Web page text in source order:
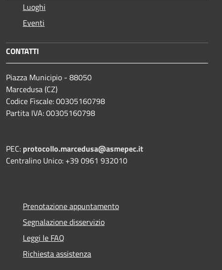
Luoghi
Eventi
CONTATTI
Piazza Municipio - 88050
Marcedusa (CZ)
Codice Fiscale: 00305160798
Partita IVA: 00305160798
PEC: protocollo.marcedusa@asmepec.it
Centralino Unico: +39 0961 932010
Prenotazione appuntamento
Segnalazione disservizio
Leggi le FAQ
Richiesta assistenza